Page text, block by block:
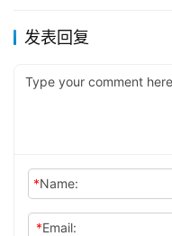
发表回复
*Name:
*Email: